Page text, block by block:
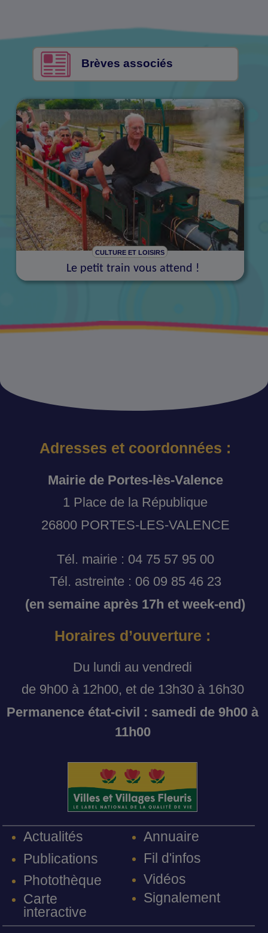
Brèves associés
CULTURE ET LOISIRS
Le petit train vous attend !
Adresses et coordonnées :
Mairie de Portes-lès-Valence
1 Place de la République
26800 PORTES-LES-VALENCE
Tél. mairie : 04 75 57 95 00
Tél. astreinte : 06 09 85 46 23
(en semaine après 17h et week-end)
Horaires d’ouverture :
Du lundi au vendredi
de 9h00 à 12h00, et de 13h30 à 16h30
Permanence état-civil : samedi de 9h00 à
11h00
Actualités
Publications
Photothèque
Carte
interactive
Annuaire
Fil d'infos
Vidéos
Signalement